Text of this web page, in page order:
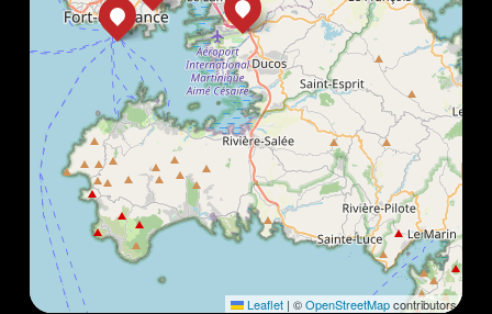
Leaflet | ©OpenStreetMapcontributors